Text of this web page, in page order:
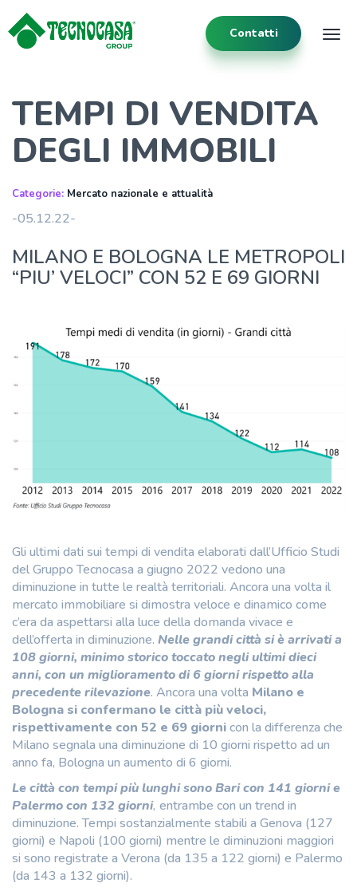
Contatti
TEMPI DI VENDITA
DEGLI IMMOBILI
Categorie: Mercato nazionale e attualità
-05.12.22-
MILANO E BOLOGNA LE METROPOLI
“PIU’ VELOCI” CON 52 E 69 GIORNI
Gli ultimi dati sui tempi di vendita elaborati dall’Ufficio Studi
del Gruppo Tecnocasa a giugno 2022 vedono una
diminuzione in tutte le realtà territoriali. Ancora una volta il
mercato immobiliare si dimostra veloce e dinamico come
c’era da aspettarsi alla luce della domanda vivace e
dell’offerta in diminuzione. Nelle grandi città si è arrivati a
108 giorni, minimo storico toccato negli ultimi dieci
anni, con un miglioramento di 6 giorni rispetto alla
precedente rilevazione. Ancora una volta Milano e
Bologna si confermano le città più veloci,
rispettivamente con 52 e 69 giornicon la differenza che
Milano segnala una diminuzione di 10 giorni rispetto ad un
anno fa, Bologna un aumento di 6 giorni.
Le città con tempi più lunghi sono Bari con 141 giorni e
Palermo con 132 giorni, entrambe con un trend in
diminuzione. Tempi sostanzialmente stabili a Genova (127
giorni) e Napoli (100 giorni) mentre le diminuzioni maggiori
si sono registrate a Verona (da 135 a 122 giorni) e Palermo
(da 143 a 132 giorni).